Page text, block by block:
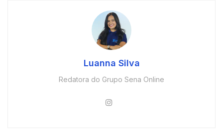
Luanna Silva
Redatora do Grupo Sena Online